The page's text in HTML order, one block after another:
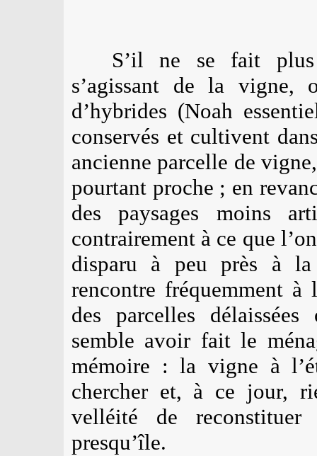
S’il ne se fait
s’agissant de la vigne,
d’hybrides (Noah
conservés et cultivent
ancienne parcelle de
pourtant proche ; en
des paysages moins
contrairement à ce que
disparu à peu près à
rencontre fréquemment à
des parcelles
semble avoir fait le
mémoire : la vigne à
chercher et, à ce jour,
velléité de
presqu’île.